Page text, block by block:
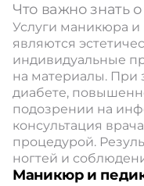
Что важно знать
Услуги маникюра
являются
индивидуальные
на материалы. При
диабете,
подозрении на
консультация
процедурой.
ногтей и
Маникюр и